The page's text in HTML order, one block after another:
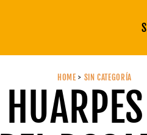
HOME > SIN CATEGORÍA